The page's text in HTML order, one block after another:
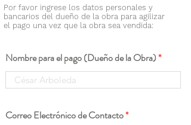
Por favor ingrese los datos personales y
bancarios del dueño de la obra para agilizar
el pago una vez que la obra sea vendida:
Nombre para el pago (Dueño de la Obra)
Correo Electrónico de Contacto